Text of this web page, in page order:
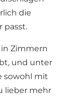
die
passt.
Zimmern
und unter
sowohl mit
lieber mehr